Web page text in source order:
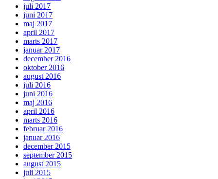
juli 2017
juni 2017
maj 2017
april 2017
marts 2017
januar 2017
december 2016
oktober 2016
august 2016
juli 2016
juni 2016
maj 2016
april 2016
marts 2016
februar 2016
januar 2016
december 2015
september 2015
august 2015
juli 2015